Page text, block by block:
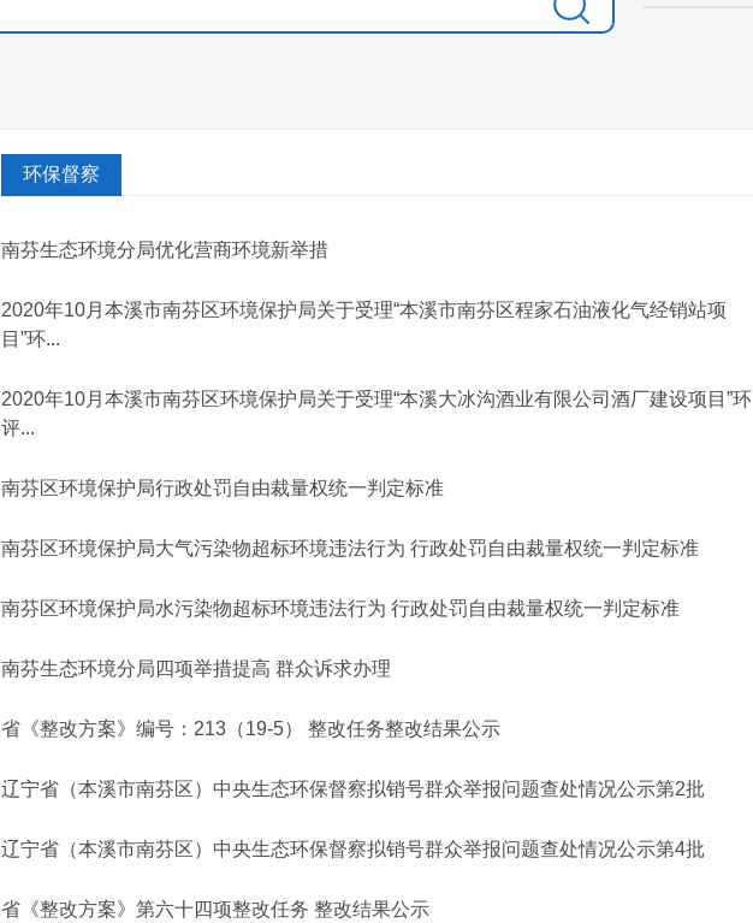
环保督察
南芬生态环境分局优化营商环境新举措
2020年10月本溪市南芬区环境保护局关于受理“本溪市南芬区程家石油液化气经销站项
目”环...
2020年10月本溪市南芬区环境保护局关于受理“本溪大冰沟酒业有限公司酒厂建设项目”环
评...
南芬区环境保护局行政处罚自由裁量权统一判定标准
南芬区环境保护局大气污染物超标环境违法行为 行政处罚自由裁量权统一判定标准
南芬区环境保护局水污染物超标环境违法行为 行政处罚自由裁量权统一判定标准
南芬生态环境分局四项举措提高 群众诉求办理
省《整改方案》编号：213（19-5） 整改任务整改结果公示
辽宁省（本溪市南芬区）中央生态环保督察拟销号群众举报问题查处情况公示第2批
辽宁省（本溪市南芬区）中央生态环保督察拟销号群众举报问题查处情况公示第4批
省《整改方案》第六十四项整改任务 整改结果公示